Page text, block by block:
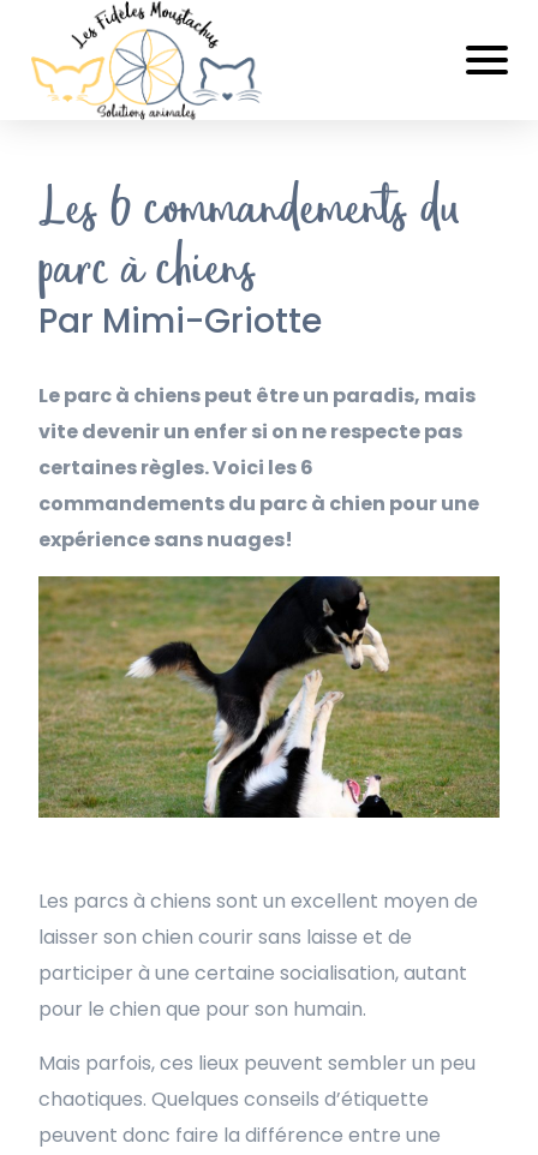
Les 6 commandements du
parc à chiens
Par Mimi-Griotte
Le parc à chiens peut être un paradis, mais
vite devenir un enfer si on ne respecte pas
certaines règles. Voici les 6
commandements du parc à chien pour une
expérience sans nuages!
Les parcs à chiens sont un excellent moyen de
laisser son chien courir sans laisse et de
participer à une certaine socialisation, autant
pour le chien que pour son humain.
Mais parfois, ces lieux peuvent sembler un peu
chaotiques. Quelques conseils d’étiquette
peuvent donc faire la différence entre une